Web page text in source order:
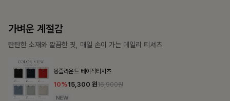
가장 쉬운 코디
특별한 날부터 일상까지 함께하는 룩
57,600